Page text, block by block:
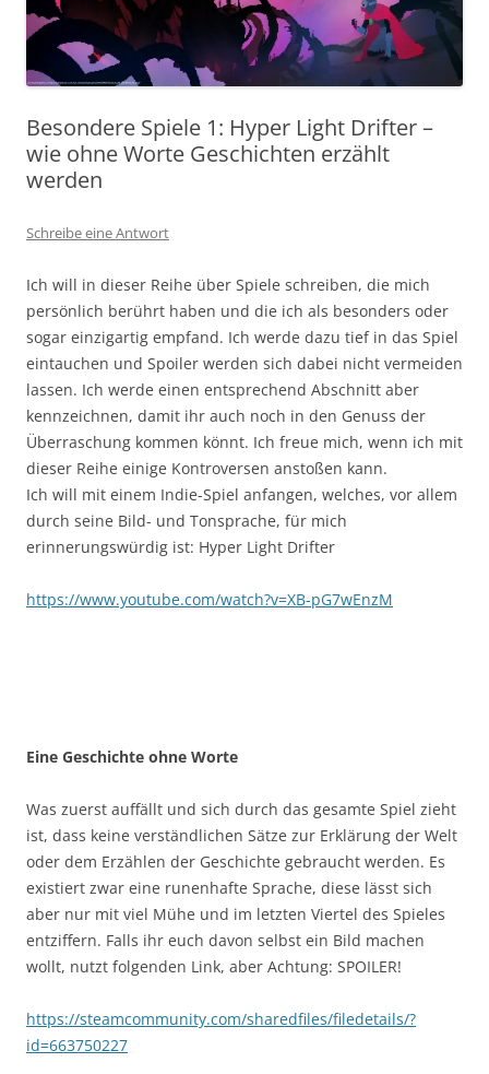
Besondere Spiele 1: Hyper Light Drifter –
wie ohne Worte Geschichten erzählt
werden
Schreibe eine Antwort
Ich will in dieser Reihe über Spiele schreiben, die mich
persönlich berührt haben und die ich als besonders oder
sogar einzigartig empfand. Ich werde dazu tief in das Spiel
eintauchen und Spoiler werden sich dabei nicht vermeiden
lassen. Ich werde einen entsprechend Abschnitt aber
kennzeichnen, damit ihr auch noch in den Genuss der
Überraschung kommen könnt. Ich freue mich, wenn ich mit
dieser Reihe einige Kontroversen anstoßen kann.
Ich will mit einem Indie-Spiel anfangen, welches, vor allem
durch seine Bild- und Tonsprache, für mich
erinnerungswürdig ist: Hyper Light Drifter
https://www.youtube.com/watch?v=XB-pG7wEnzM
Eine Geschichte ohne Worte
Was zuerst auffällt und sich durch das gesamte Spiel zieht
ist, dass keine verständlichen Sätze zur Erklärung der Welt
oder dem Erzählen der Geschichte gebraucht werden. Es
existiert zwar eine runenhafte Sprache, diese lässt sich
aber nur mit viel Mühe und im letzten Viertel des Spieles
entziffern. Falls ihr euch davon selbst ein Bild machen
wollt, nutzt folgenden Link, aber Achtung: SPOILER!
https://steamcommunity.com/sharedfiles/filedetails/?
id=663750227